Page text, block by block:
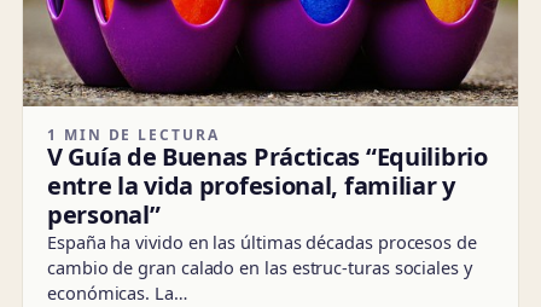
1 MIN DE LECTURA
V Guía de Buenas Prácticas “Equilibrio
entre la vida profesional, familiar y
personal”
España ha vivido en las últimas décadas procesos de
cambio de gran calado en las estruc-turas sociales y
económicas. La…